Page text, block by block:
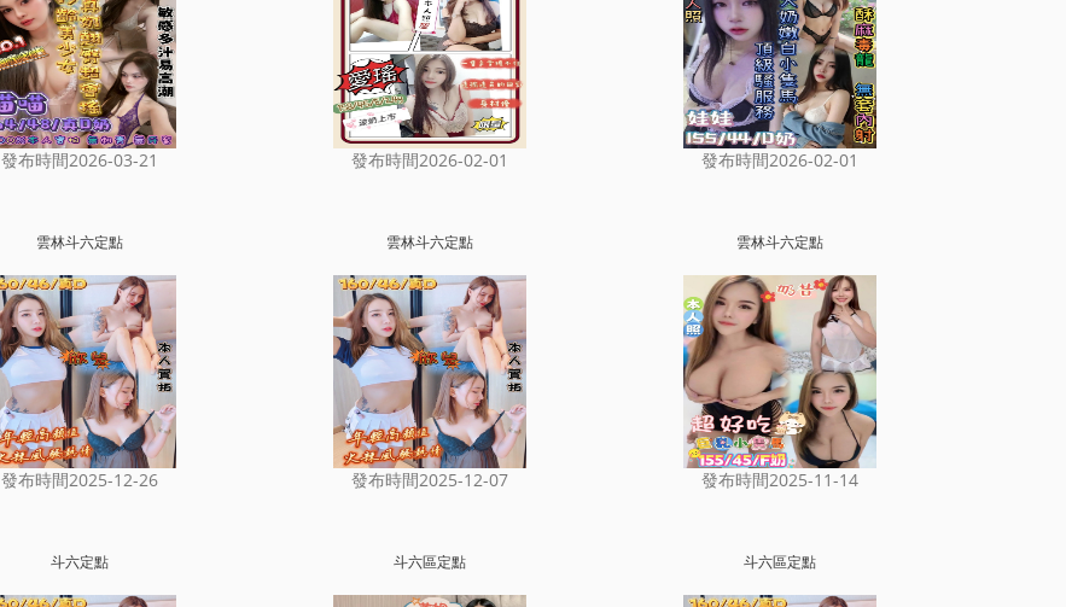
發布時間2026-03-21 發布時間2026-02-01 發布時間2026-02-01
雲林斗六定點
發布時間2025-12-26
雲林斗六定點
發布時間2025-12-07
雲林斗六定點
發布時間2025-11-14
斗六定點 斗六區定點 斗六區定點